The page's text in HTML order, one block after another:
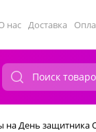
нас Доставка
на День защитника